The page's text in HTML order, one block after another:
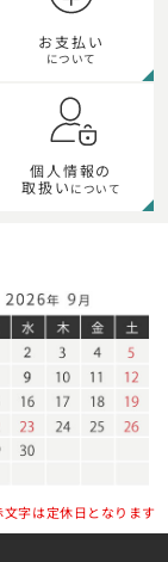
お支払い
について
個人情報の
取扱い について
字は定休日となります